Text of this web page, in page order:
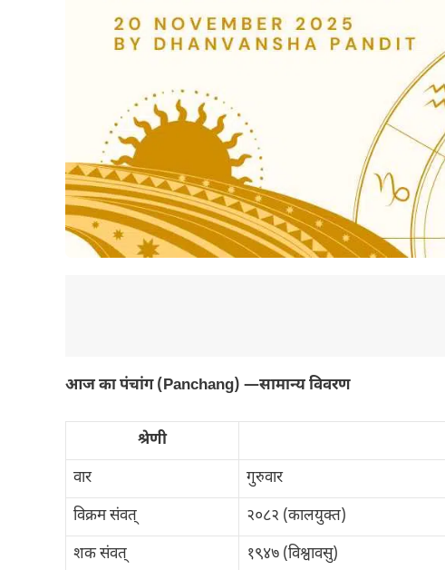
आज का पंचांग (Panchang) —सामान्य विवरण
श्रेणी
वार
गुरुवार
विक्रम संवत्
२०८२ (कालयुक्त)
शक संवत्
१९४७ (विश्वावसु)